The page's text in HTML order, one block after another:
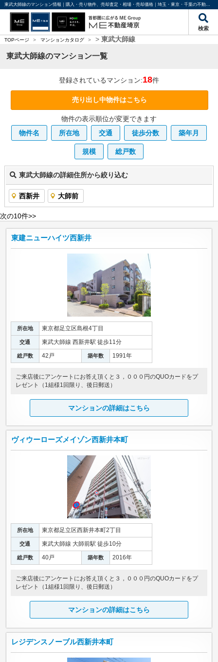
東武大師線のマンション情報｜購入・売り物件、売却査定・相場・売却価格｜埼玉・東京・千葉の不動産のことならME不動産埼京
検索
TOPページ > マンションカタログ > > 東武大師線
東武大師線のマンション一覧
登録されているマンション:18件
売り出し中物件はこちら
物件の表示順位が変更できます
物件名
所在地 交通 徒歩分数 築年月
規模 総戸数
東武大師線の詳細住所から絞り込む
西新井 大師前
次の10件>>
東建ニューハイツ西新井
所在地 東京都足立区島根4丁目
交通 東武大師線 西新井駅 徒歩11分
総戸数 42戸 築年数 1991年
ご来店後にアンケートにお答え頂くと３，０００円のQUOカードをプ
レゼント（1組様1回限り、後日郵送）
マンションの詳細はこちら
ヴィウーローズメイゾン西新井本町
所在地 東京都足立区西新井本町2丁目
交通 東武大師線 大師前駅 徒歩10分
総戸数 40戸 築年数 2016年
ご来店後にアンケートにお答え頂くと３，０００円のQUOカードをプ
レゼント（1組様1回限り、後日郵送）
マンションの詳細はこちら
レジデンスノーブル西新井本町